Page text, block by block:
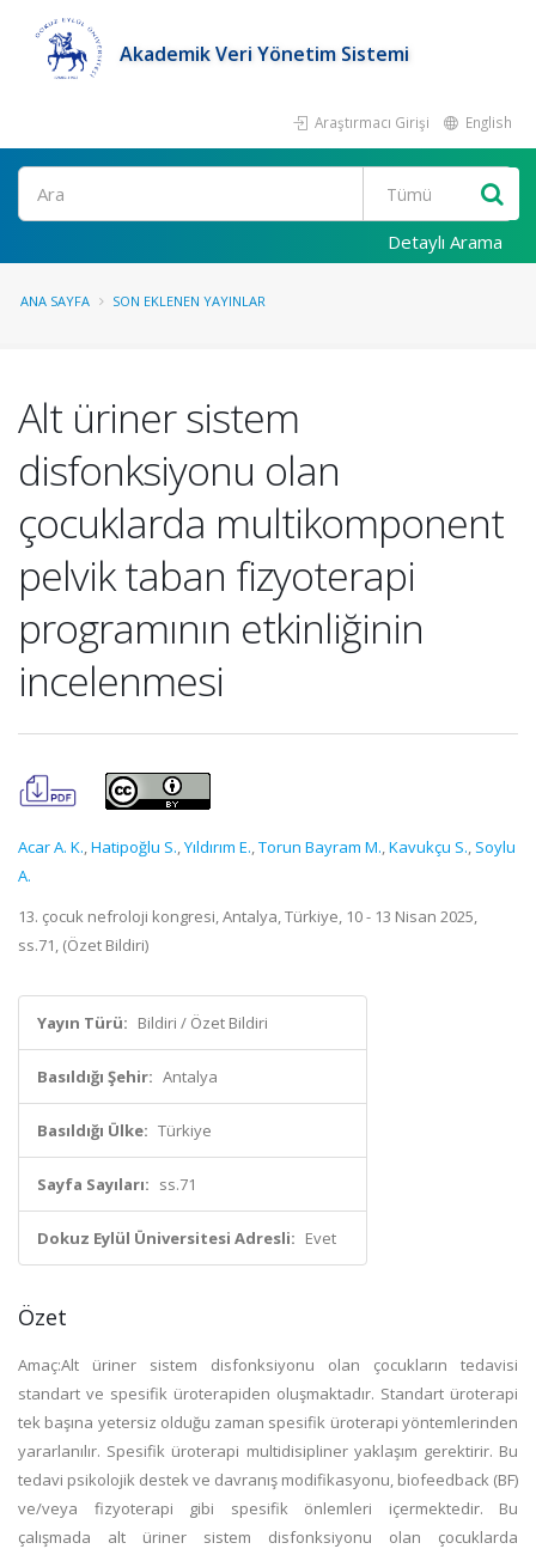
Akademik Veri Yönetim Sistemi
Araştırmacı Girişi English
Ara
Detaylı Arama
ANA SAYFA SON EKLENEN YAYINLAR
Alt üriner sistem
disfonksiyonu olan
çocuklarda multikomponent
pelvik taban fizyoterapi
programının etkinliğinin
incelenmesi
Acar A. K.,Hatipoğlu S.,Yıldırım E.,Torun Bayram M.,Kavukçu S., Soylu
A.
13. çocuk nefroloji kongresi, Antalya, Türkiye, 10 - 13 Nisan 2025,
ss.71, (Özet Bildiri)
Yayın Türü: Bildiri / Özet Bildiri
Basıldığı Şehir: Antalya
Basıldığı Ülke: Türkiye
Sayfa Sayıları: ss.71
Dokuz Eylül Üniversitesi Adresli: Evet
Özet
Amaç:Alt üriner sistem disfonksiyonu olan çocukların tedavisi
standart ve spesifik üroterapiden oluşmaktadır. Standart üroterapi
tek başına yetersiz olduğu zaman spesifik üroterapi yöntemlerinden
yararlanılır. Spesifik üroterapi multidisipliner yaklaşım gerektirir. Bu
tedavi psikolojik destek ve davranış modifikasyonu, biofeedback (BF)
ve/veya fizyoterapi gibi spesifik önlemleri içermektedir. Bu
çalışmada alt üriner sistem disfonksiyonu olan çocuklarda